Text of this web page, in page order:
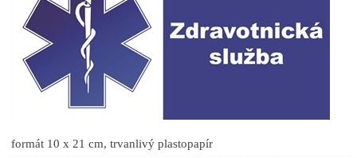
formát 10 x 21 cm, trvanlivý plastopapír